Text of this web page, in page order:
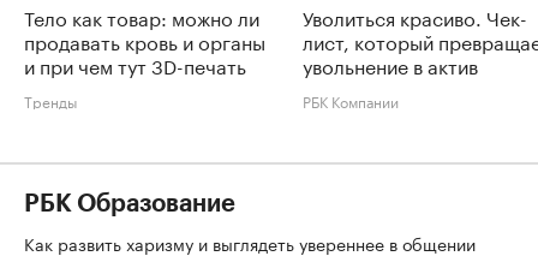
Тело как товар: можно ли
продавать кровь и органы
и при чем тут 3D-печать
Тренды
Уволиться красиво. Чек-
лист, который
увольнение в актив
РБК Компании
РБК Образование
Как развить харизму и выглядеть увереннее в общении